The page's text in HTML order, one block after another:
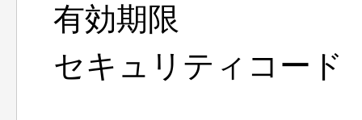
有効期限
セキュリティコード